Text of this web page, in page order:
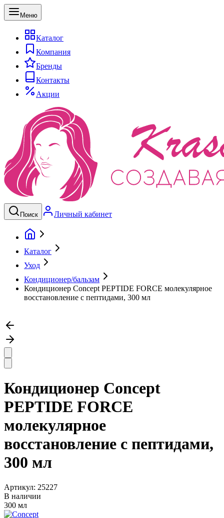
Меню
Каталог
Компания
Бренды
Контакты
Акции
Поиск Личный кабинет
Каталог
Уход
Кондиционер/бальзам
Кондиционер Concept PEPTIDE FORCE молекулярное
восстановление с пептидами, 300 мл
Кондиционер Concept
PEPTIDE FORCE
молекулярное
восстановление с пептидами,
300 мл
Артикул: 25227
В наличии
300 мл